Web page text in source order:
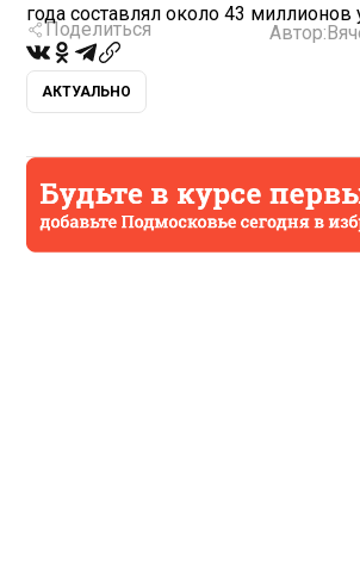
года составлял около 43 миллионов
Поделиться Автор:
АКТУАЛЬНО